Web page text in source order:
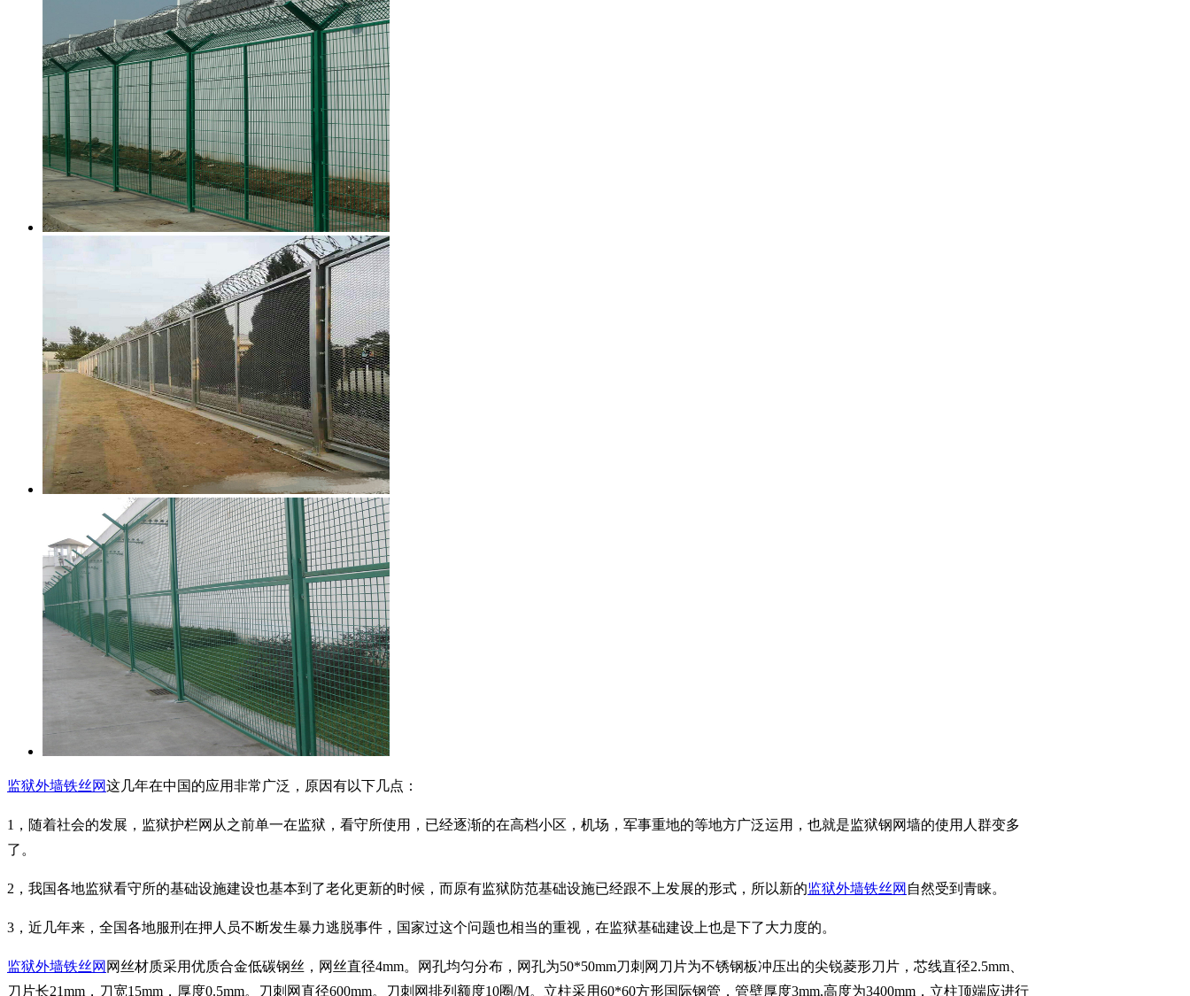
监狱外墙铁丝网这几年在中国的应用非常广泛，原因有以下几点：
1，随着社会的发展，监狱护栏网从之前单一在监狱，看守所使用，已经逐渐的在高档小区，机场，军事重地的等地方广泛运用，也就是监狱钢网墙的使用人群变多
了。
2，我国各地监狱看守所的基础设施建设也基本到了老化更新的时候，而原有监狱防范基础设施已经跟不上发展的形式，所以新的监狱外墙铁丝网 自然受到青睐。
3，近几年来，全国各地服刑在押人员不断发生暴力逃脱事件，国家过这个问题也相当的重视，在监狱基础建设上也是下了大力度的。
监狱外墙铁丝网 网丝材质采用优质合金低碳钢丝，网丝直径4mm。网孔均匀分布，网孔为50*50mm刀刺网刀片为不锈钢板冲压出的尖锐菱形刀片，芯线直径2.5mm、
刀片长21mm，刀宽15mm，厚度0.5mm。刀刺网直径600mm。刀刺网排列额度10圈/M。立柱采用60*60方形国际钢管，管壁厚度3mm,高度为3400mm，立柱顶端应进行